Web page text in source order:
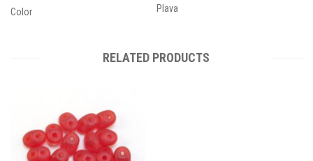
Color Plava
RELATED PRODUCTS